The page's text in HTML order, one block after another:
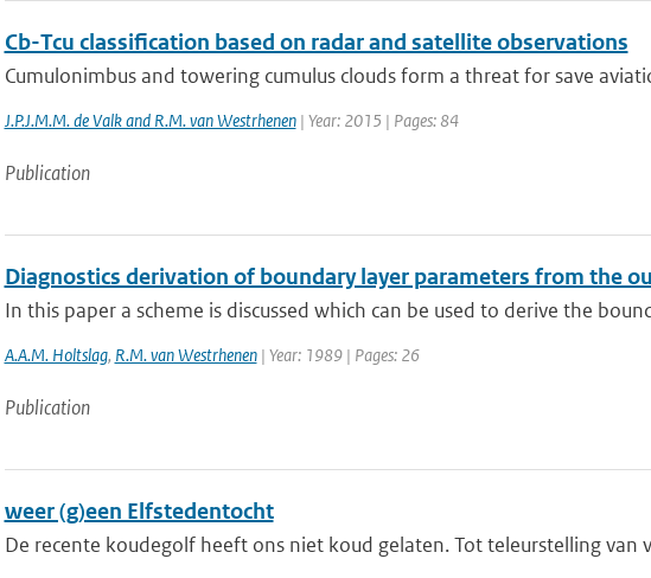
Cb-Tcu classification based on radar and satellite observations
Cumulonimbus and towering cumulus clouds form a threat for save
J.P.J.M.M. de Valk and R.M. van Westrhenen| Year: 2015 | Pages: 84
Publication
Diagnostics derivation of boundary layer parameters from the
In this paper a scheme is discussed which can be used to derive the
A.A.M. Holtslag, R.M. van Westrhenen| Year: 1989 | Pages: 26
Publication
weer (g)een Elfstedentocht
De recente koudegolf heeft ons niet koud gelaten. Tot teleurstelling van